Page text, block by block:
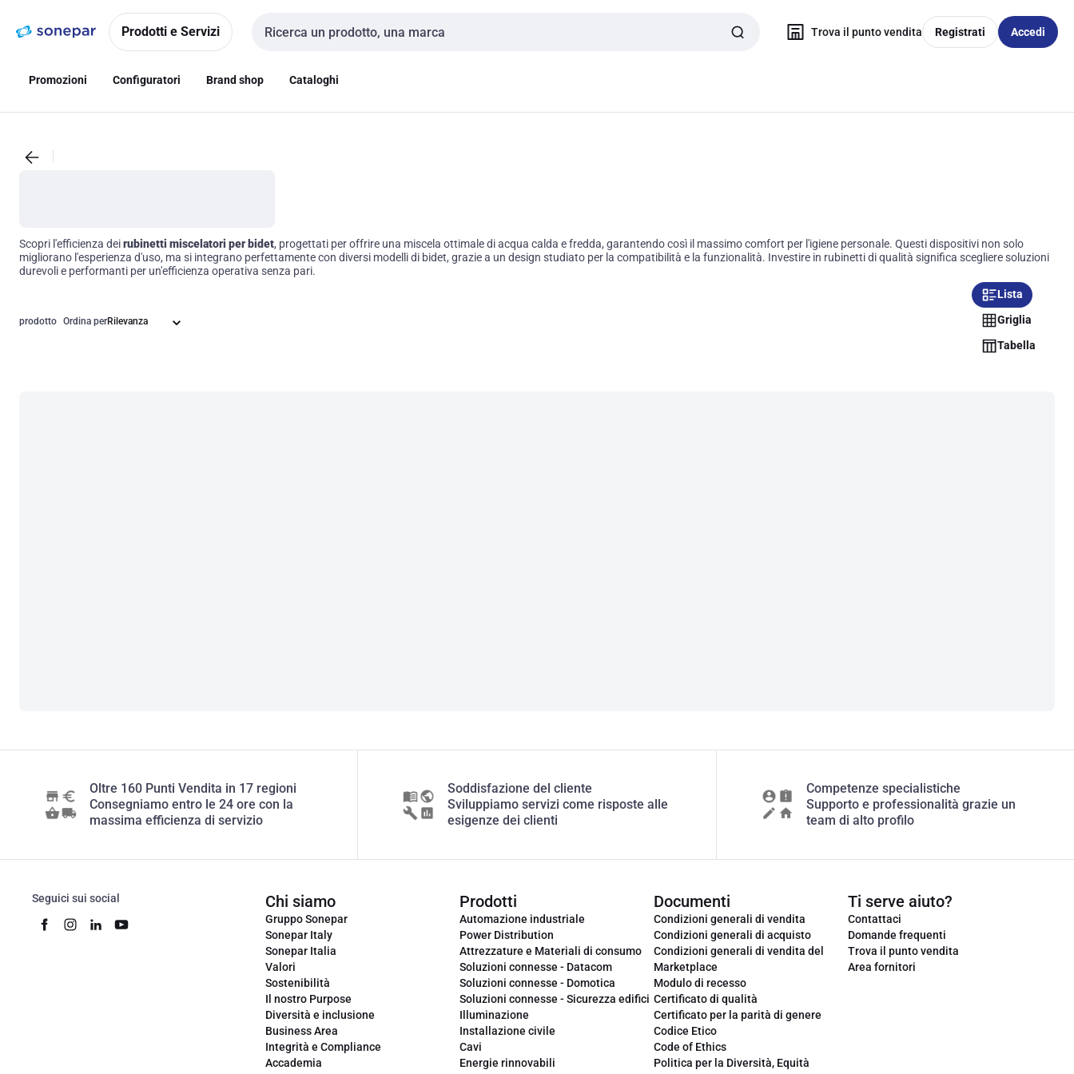
navigazionealla
Prodotti e Servizi
Cerca input
Trova il punto vendita Registrati Accedi
Promozioni Configuratori Brand shop Cataloghi
Scopri l'efficienza deirubinetti miscelatori per bidet, progettati per offrire una miscela ottimale di acqua calda e fredda, garantendo così il massimo comfort per l'igiene personale. Questi dispositivi non solo
migliorano l'esperienza d'uso, ma si integrano perfettamente con diversi modelli di bidet, grazie a un design studiato per la compatibilità e la funzionalità. Investire in rubinetti di qualità significa scegliere soluzioni
durevoli e performanti per un'efficienza operativa senza pari.
prodotto Ordina per
Lista
Griglia
Tabella
Oltre 160 Punti Vendita in 17 regioni
Consegniamo entro le 24 ore con la
massima efficienza di servizio
Soddisfazione del cliente
Sviluppiamo servizi come risposte alle
esigenze dei clienti
Competenze specialistiche
Supporto e professionalità grazie un
team di alto profilo
Seguici sui social Chi siamo
Gruppo Sonepar
Sonepar Italy
Sonepar Italia
Valori
Sostenibilità
Il nostro Purpose
Diversità e inclusione
Business Area
Integrità e Compliance
Accademia
Prodotti
Automazione industriale
Power Distribution
Attrezzature e Materiali di consumo
Soluzioni connesse - Datacom
Soluzioni connesse - Domotica
Soluzioni connesse - Sicurezza edifici
Illuminazione
Installazione civile
Cavi
Energie rinnovabili
Documenti
Condizioni generali di vendita
Condizioni generali di acquisto
Condizioni generali di vendita del
Marketplace
Modulo di recesso
Certificato di qualità
Certificato per la parità di genere
Codice Etico
Code of Ethics
Politica per la Diversità, Equità
Ti serve aiuto?
Contattaci
Domande frequenti
Trova il punto vendita
Area fornitori